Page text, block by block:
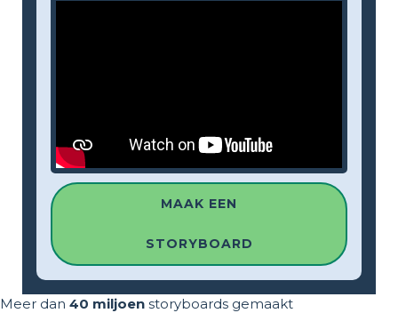
MAAK EEN
STORYBOARD
Meer dan 40 miljoen storyboards gemaakt